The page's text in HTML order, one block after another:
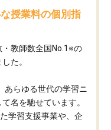
授業料の個別指
教師数全国No.1※の
た。
あらゆる世代の学習ニ
名を馳せています。
学習支援事業や、企